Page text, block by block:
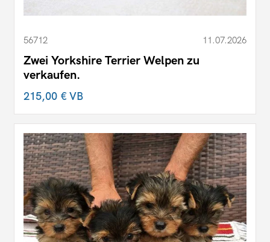
56712 11.07.2026
Zwei Yorkshire Terrier Welpen zu
verkaufen.
215,00 €VB